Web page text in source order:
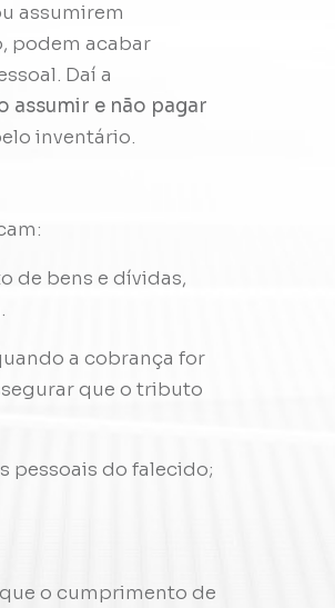
assumirem
podem acabar
Daí a
assumir e não pagar
inventário.
de bens e dívidas,
a cobrança for
que o tributo
pessoais do falecido;
o cumprimento de